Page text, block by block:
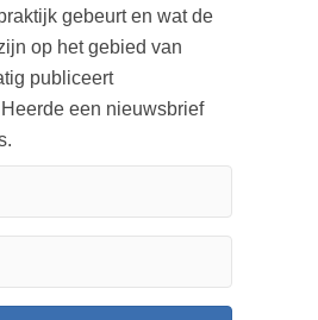
gebeurt en wat de
op het gebied van
publiceert
een nieuwsbrief